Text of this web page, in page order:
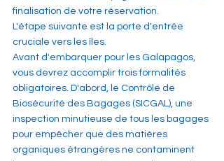
finalisation de votre réservation.
L'étape suivante est la porte d'entrée
cruciale vers les îles.
Avant d'embarquer pour les Galapagos,
vous devrez accomplir trois formalités
obligatoires. D'abord, le Contrôle de
Biosécurité des Bagages (SICGAL), une
inspection minutieuse de tous les bagages
pour empêcher que des matières
organiques étrangères ne contaminent